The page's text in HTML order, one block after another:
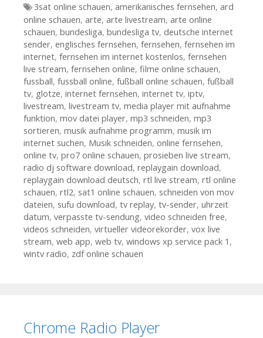
Tags
3sat online schauen, amerikanisches fernsehen, ard
online schauen, arte, arte livestream, arte online
schauen, bundesliga, bundesliga tv, deutsche internet
sender, englisches fernsehen, fernsehen, fernsehen im
internet, fernsehen im internet kostenlos, fernsehen
live stream, fernsehen online, filme online schauen,
fussball, fussball online, fußball online schauen, fußball
tv, glotze, internet fernsehen, internet tv, iptv,
livestream, livestream tv, media player mit aufnahme
funktion, mov datei player, mp3 schneiden, mp3
sortieren, musik aufnahme programm, musik im
internet suchen, Musik schneiden, online fernsehen,
online tv, pro7 online schauen, prosieben live stream,
radio dj software download, replaygain download,
replaygain download deutsch, rtl live stream, rtl online
schauen, rtl2, sat1 online schauen, schneiden von mov
dateien, sufu download, tv replay, tv-sender, uhrzeit
datum, verpasste tv-sendung, video schneiden free,
videos schneiden, virtueller videorekorder, vox live
stream, web app, web tv, windows xp service pack 1 ,
wintv radio, zdf online schauen
Chrome Radio Player